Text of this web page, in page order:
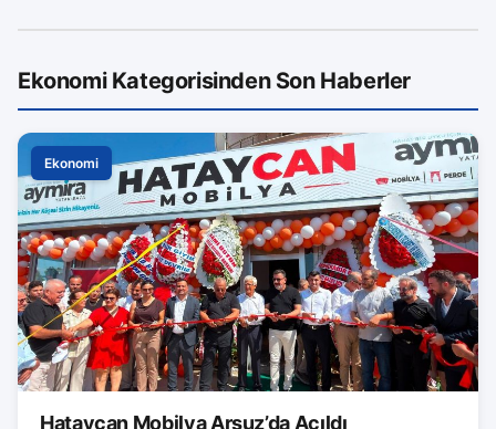
Ekonomi Kategorisinden Son Haberler
Ekonomi
Hataycan Mobilya Arsuz’da Açıldı